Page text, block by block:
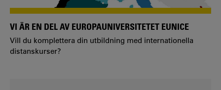
VI ÄR EN DEL AV EUROPAUNIVERSITETET EUNICE
Vill du komplettera din utbildning med internationella
distanskurser?